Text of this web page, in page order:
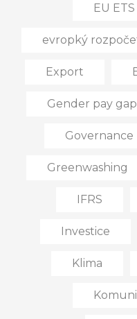
EU ETS
evropký
Export
Gender pay gap
Governance
Greenwashing
IFRS
Investice
Klima